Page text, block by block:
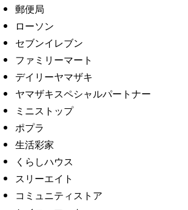
郵便局
ローソン
セブンイレブン
ファミリーマート
デイリーヤマザキ
ヤマザキスペシャルパートナー
ミニストップ
ポプラ
生活彩家
くらしハウス
スリーエイト
コミュニティストア